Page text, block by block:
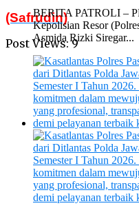
(Safrudin)
Post Views: 9
BERITA PATROLI –
Kepolisian Resor
Asmida Rizki Siregar...